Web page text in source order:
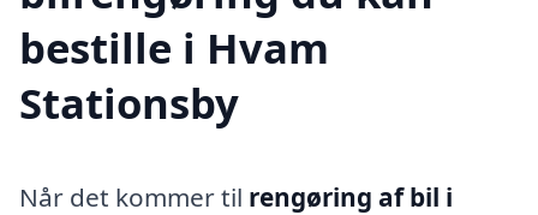
bestille i Hvam
Stationsby
Når det kommer til rengøring af bil i